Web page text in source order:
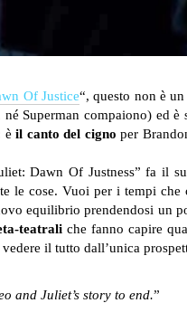
Of Justice“, questo non è
Superman compaiono) ed
èil canto del cigno per
Dawn Of Justness” fa il
cose. Vuoi per i tempi che
equilibrio prendendosi un
teatrali che fanno capire
il tutto dall’unica
and Juliet’s story to end.”